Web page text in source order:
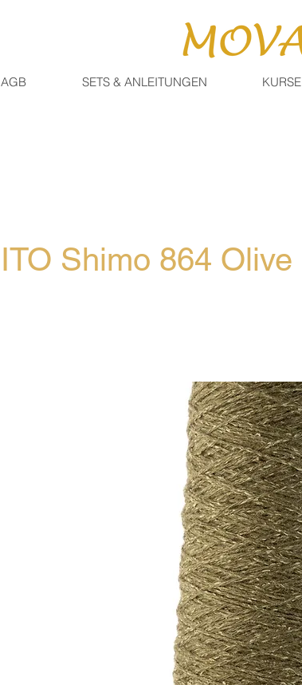
AGB SETS & ANLEITUNGEN KURSE
ITO Shimo 864 Olive